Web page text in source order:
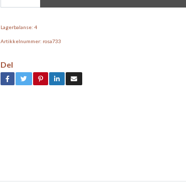
Lagerbalanse: 4
Artikkelnummer: rosa733
Del